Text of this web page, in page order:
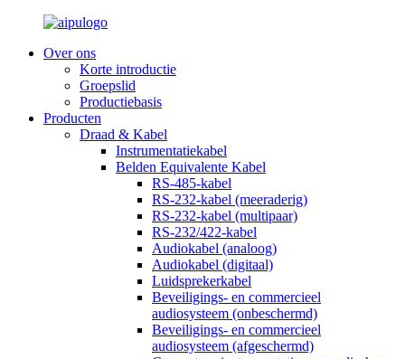
Over ons
Korte introductie
Groepslid
Productiebasis
Producten
Draad & Kabel
Instrumentatiekabel
Belden Equivalente Kabel
RS-485-kabel
RS-232-kabel (meeraderig)
RS-232-kabel (multipaar)
RS-232/422-kabel
Audiokabel (analoog)
Audiokabel (digitaal)
Luidsprekerkabel
Beveiligings- en commercieel
audiosysteem (onbeschermd)
Beveiligings- en commercieel
audiosysteem (afgeschermd)